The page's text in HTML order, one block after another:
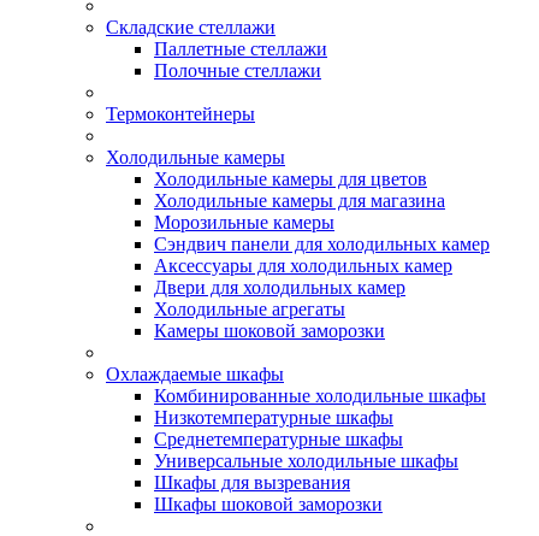
Складские стеллажи
Паллетные стеллажи
Полочные стеллажи
Термоконтейнеры
Холодильные камеры
Холодильные камеры для цветов
Холодильные камеры для магазина
Морозильные камеры
Сэндвич панели для холодильных камер
Аксессуары для холодильных камер
Двери для холодильных камер
Холодильные агрегаты
Камеры шоковой заморозки
Охлаждаемые шкафы
Комбинированные холодильные шкафы
Низкотемпературные шкафы
Среднетемпературные шкафы
Универсальные холодильные шкафы
Шкафы для вызревания
Шкафы шоковой заморозки